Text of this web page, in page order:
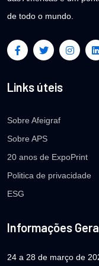
de todo o mundo.
Links úteis
Sobre Afeigraf
Sobre APS
20 anos de ExpoPrint
Politica de privacidade
ESG
Informações
24 a 28 de março de